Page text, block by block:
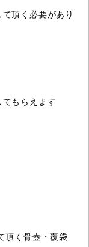
頂く必要があり
てもらえます
頂く骨壺・覆袋